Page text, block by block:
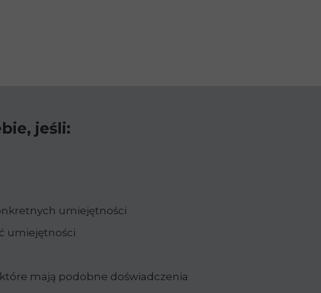
jeśli:
umiejętności
umiejętności
mają podobne doświadczenia